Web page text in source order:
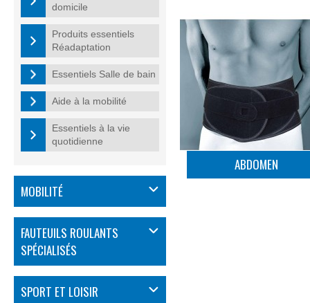
domicile
Produits essentiels
Réadaptation
Essentiels Salle de bain
Aide à la mobilité
Essentiels à la vie
quotidienne
MOBILITÉ
FAUTEUILS ROULANTS
SPÉCIALISÉS
SPORT ET LOISIR
ABDOMEN